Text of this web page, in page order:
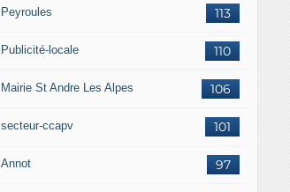
113
Peyroules
110
Publicité-locale
106
Mairie St Andre Les Alpes
101
secteur-ccapv
97
Annot